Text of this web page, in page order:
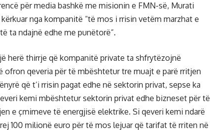
për media bashkë me misionin e FMN-së, Murati
nga kompanitë “të mos i rrisin vetëm marzhat e
ta ndajnë edhe me punëtorë”.
herë thirrje që kompanitë private ta shfrytëzojnë
ofron qeveria për të mbështetur tre muajt e parë rritjen
që t’i rrisin pagat edhe në sektorin privat, sepse ka
kemi mbështetur sektorin privat edhe bizneset për të
e çmimeve të energjisë elektrike. Si qeveri kemi ndarë
100 milionë euro për të mos lejuar që tarifat të rriten në